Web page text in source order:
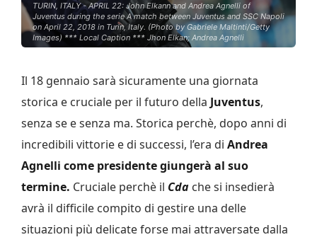
TURIN, ITALY - APRIL 22: John Elkann and Andrea Agnelli of
Juventus during the serie A match between Juventus and SSC Napoli
on April 22, 2018 in Turin, Italy. (Photo by Gabriele Maltinti/Getty
Images) *** Local Caption *** Jhon Elkan; Andrea Agnelli
Il 18 gennaio sarà sicuramente una giornata
storica e cruciale per il futuro della Juventus,
senza se e senza ma. Storica perchè, dopo anni di
incredibili vittorie e di successi, l’era di Andrea
Agnelli come presidente giungerà al suo
termine. Cruciale perchè il Cda che si insedierà
avrà il difficile compito di gestire una delle
situazioni più delicate forse mai attraversate dalla